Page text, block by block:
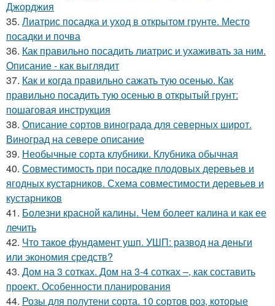
Джорджия
35. Лиатрис посадка и уход в открытом грунте. Место
посадки и почва
36. Как правильно посадить лиатрис и ухаживать за ним.
Описание - как выглядит
37. Как и когда правильно сажать тую осенью. Как
правильно посадить тую осенью в открытый грунт:
пошаговая инструкция
38. Описание сортов винограда для северных широт.
Виноград на севере описание
39. Необычные сорта клубники. Клубника обычная
40. Совместимость при посадке плодовых деревьев и
ягодных кустарников. Схема совместимости деревьев и
кустарников
41. Болезни красной калины. Чем болеет калина и как ее
лечить
42. Что такое фундамент ушп. УШП: развод на деньги
или экономия средств?
43. Дом на 3 сотках. Дом на 3-4 сотках –, как составить
проект. Особенности планирования
44. Розы для полутени сорта. 10 сортов роз, которые